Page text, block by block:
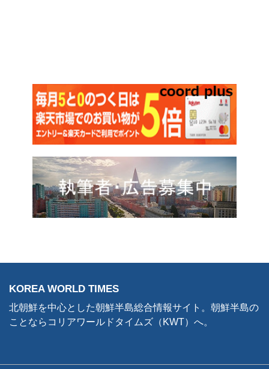
KOREA WORLD TIMES
北朝鮮を中心とした朝鮮半島総合情報サイト。朝鮮半島の
ことならコリアワールドタイムズ（KWT）へ。